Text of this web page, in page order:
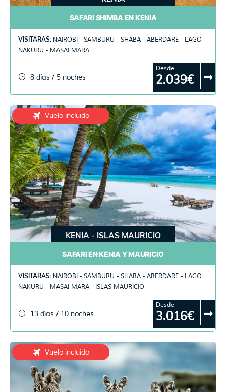
SAFARI SHIMBA EN KENIA
VISITARAS: NAIROBI - SAMBURU - SHABA - ABERDARE - LAGO
NAKURU - MASAI MARA
8 días / 5 noches
Desde
2.039€
Vuelo incluido
KENIA - ISLAS MAURICIO
SAFARI EN KENIA Y MAURICIO
VISITARAS: NAIROBI - SAMBURU - SHABA - ABERDARE - LAGO
NAKURU - MASAI MARA - ISLAS MAURICIO
13 días / 10 noches
Desde
3.016€
Vuelo incluido